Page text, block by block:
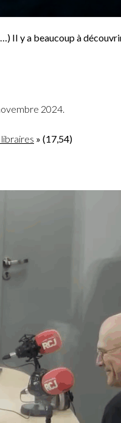
II y a beaucoup à
2024.
» (17,54)